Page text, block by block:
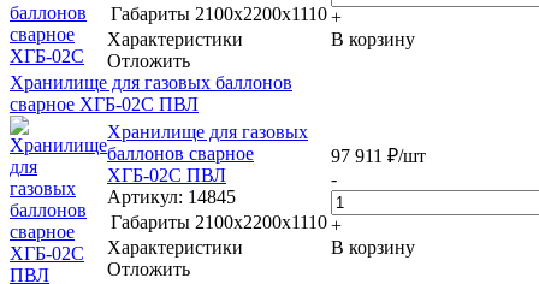
Габариты 2100x2200x1110
Характеристики
Отложить
+
В корзину
Хранилище для газовых баллонов
сварное ХГБ-02С ПВЛ
Хранилище для газовых
баллонов сварное
ХГБ-02С ПВЛ
Артикул: 14845
Габариты 2100x2200x1110
Характеристики
Отложить
97 911 ₽/шт
-
+
В корзину